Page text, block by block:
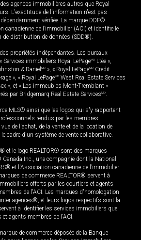
agences immobilières autres que Royal
L'exactitude de l'information n'est pas
vérifiée. La marque DDF®
canadienne de l’immobilier (ACI) et identifie le
de distribution de données (SDD®).
propriétés indépendantes. Les bureaux
Services immobiliers Royal LePageMD Ltée »,
& Daniel MD », « Royal LePageMD Credit
», « Royal LePageMD West Real Estate Services
», et « Les immeubles Mont-Tremblant »
par Bridgemarq Real Estate ServicesMD.
MLS® ainsi que les logos qui s'y rapportent
rendus par les membres
de l'achat, de la vente et de la location de
cadre d'un système de vente collaborative.
et le logo REALTOR® sont des marques
Canada Inc., une compagnie dont la National
et l'Association canadienne de l’immobilier
de commerce REALTOR® servent à
offerts par les courtiers et agents
de l'ACI. Les marques d'homologation
agences®, et leurs logos respectifs sont la
à identifier les services immobiliers que
agents membres de l'ACI.
de commerce déposée de la Banque